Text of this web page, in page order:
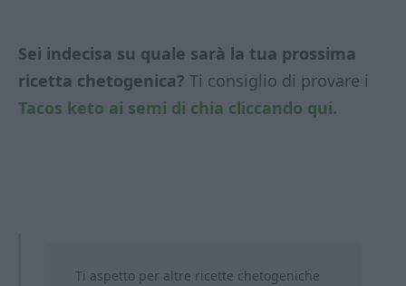
Sei indecisa su quale sarà la tua prossima
ricetta chetogenica? Ti consiglio di provare i
Tacos keto ai semi di chia cliccando qui.
Ti aspetto per altre ricette chetogeniche